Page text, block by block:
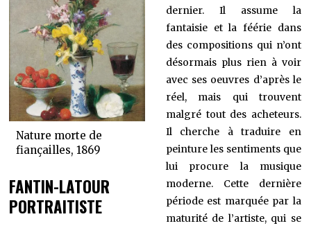
Nature morte de
fiançailles, 1869
FANTIN-LATOUR
PORTRAITISTE
dernier. Il assume la
fantaisie et la féérie dans
des compositions qui n’ont
désormais plus rien à voir
avec ses oeuvres d’après le
réel, mais qui trouvent
malgré tout des acheteurs.
Il cherche à traduire en
peinture les sentiments que
lui procure la musique
moderne. Cette dernière
période est marquée par la
maturité de l’artiste, qui se